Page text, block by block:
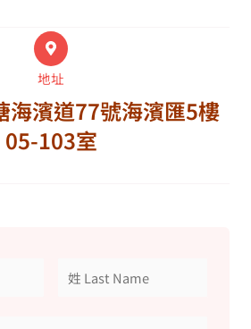
地址
海濱道77號海濱匯5樓
05-103室